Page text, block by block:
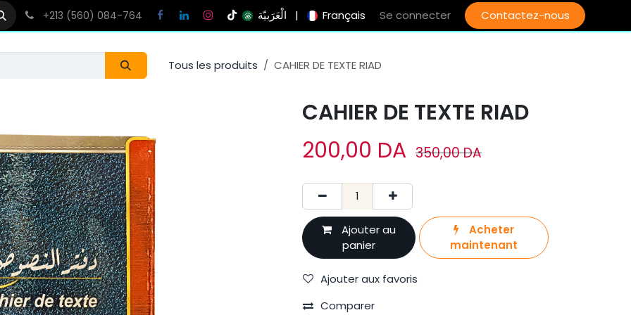
+213 (560) 084-764 الْعَرَبيّة | Français Se connecter Contactez-nous
Tous les produits CAHIER DE TEXTE RIAD
CAHIER DE TEXTE RIAD
200,00 DA 350,00DA
Ajouter au
panier
Acheter
maintenant
Ajouter aux favoris
Comparer